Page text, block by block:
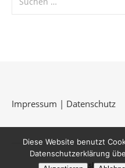
Impressum | Datenschutz
Ashe
Diese Website benutzt
Datenschutzerklärung